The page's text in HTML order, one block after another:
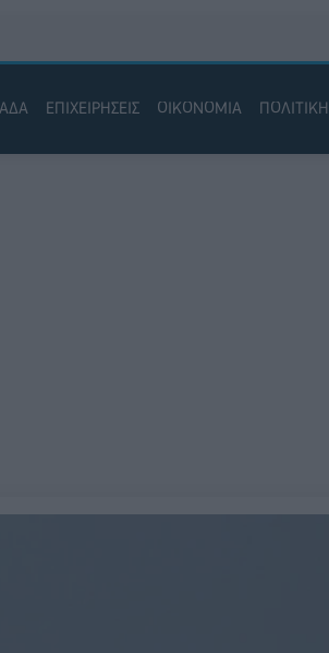
ΕΠΙΧΕΙΡΗΣΕΙΣ ΟΙΚΟΝΟΜΙΑ ΠΟΛΙΤΙΚΗ